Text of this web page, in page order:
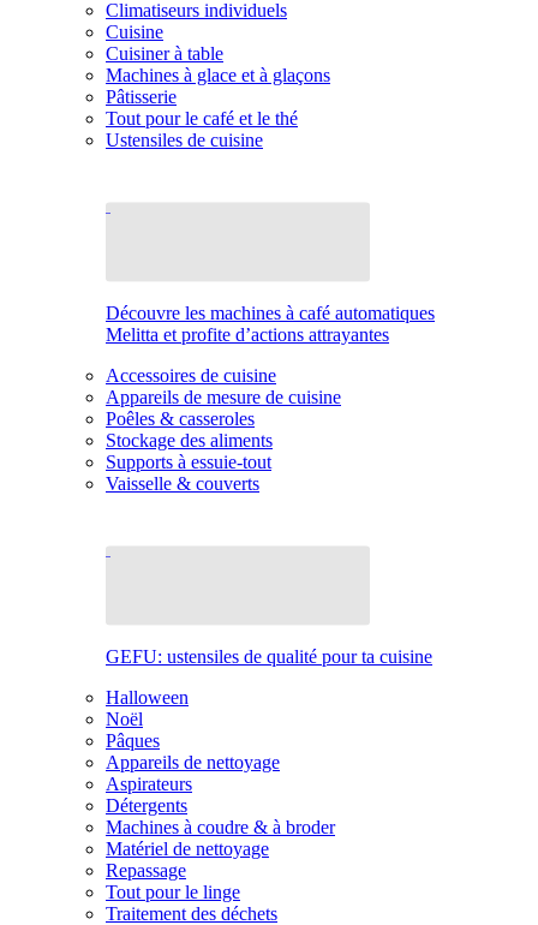
Climatiseurs individuels
Cuisine
Cuisiner à table
Machines à glace et à glaçons
Pâtisserie
Tout pour le café et le thé
Ustensiles de cuisine
Découvre les machines à café automatiques
Melitta et profite d’actions attrayantes
Accessoires de cuisine
Appareils de mesure de cuisine
Poêles & casseroles
Stockage des aliments
Supports à essuie-tout
Vaisselle & couverts
GEFU: ustensiles de qualité pour ta cuisine
Halloween
Noël
Pâques
Appareils de nettoyage
Aspirateurs
Détergents
Machines à coudre & à broder
Matériel de nettoyage
Repassage
Tout pour le linge
Traitement des déchets